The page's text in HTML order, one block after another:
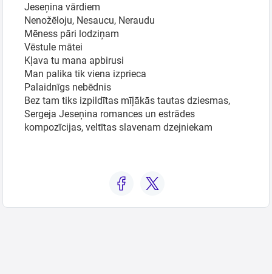
Kino
Jeseņina vārdiem
Nenožēloju, Nesaucu, Neraudu
Mēness pāri lodziņam
Vēstule mātei
Kļava tu mana apbirusi
Man palika tik viena izprieca
Palaidnīgs nebēdnis
Bez tam tiks izpildītas mīļākās tautas dziesmas,
Sergeja Jeseņina romances un estrādes
kompozīcijas, veltītas slavenam dzejniekam